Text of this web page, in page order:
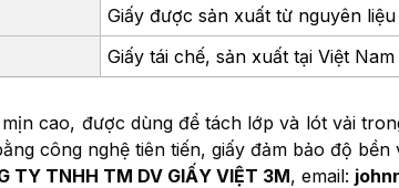
Giấy được sản xuất từ nguyên
Giấy tái chế, sản xuất tại Việt Nam
cao, được dùng để tách lớp và lót vải
công nghệ tiên tiến, giấy đảm bảo độ bền
TY TNHH TM DV GIẤY VIỆT 3M, email: